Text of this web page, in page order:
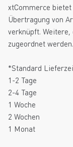
xtCommerce
Übertragung von
verknüpft.
zugeordnet werden.
*Standard
1-2 Tage
2-4 Tage
1 Woche
2 Wochen
1 Monat